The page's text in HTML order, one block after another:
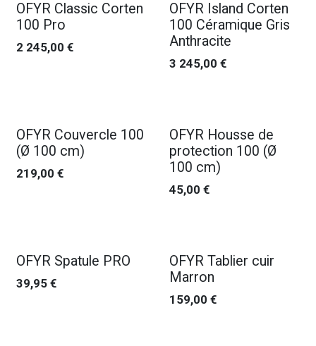
OFYR Classic Corten
100 Pro
2 245,00 €
OFYR Island Corten
100 Céramique Gris
Anthracite
3 245,00 €
OFYR Couvercle 100
(Ø 100 cm)
219,00 €
OFYR Housse de
protection 100 (Ø
100 cm)
45,00 €
OFYR Spatule PRO
39,95 €
OFYR Tablier cuir
Marron
159,00 €